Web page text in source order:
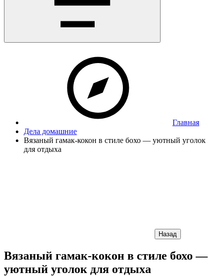
Главная
Дела домашние
Вязаный гамак-кокон в стиле бохо — уютный уголок
для отдыха
Назад
Вязаный гамак-кокон в стиле бохо —
уютный уголок для отдыха